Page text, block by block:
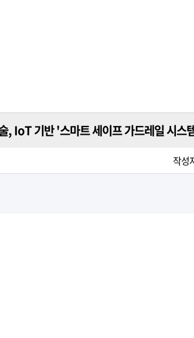
IoT 기반 '스마트 세이프 가드레일 시스
작성